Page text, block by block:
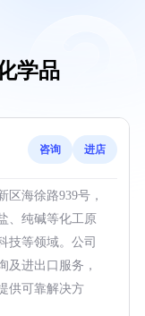
学品
咨询 进店
海徐路939号，
、纯碱等化工原
技等领域。公司
及进出口服务，
供可靠解决方